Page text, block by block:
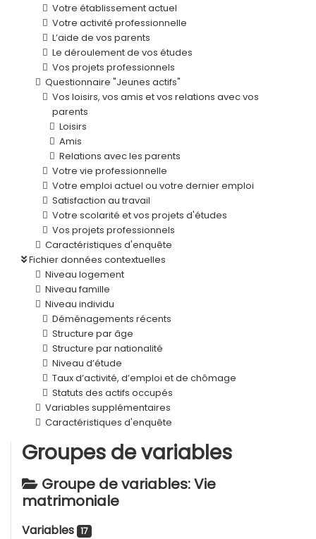
Votre établissement actuel
Votre activité professionnelle
L’aide de vos parents
Le déroulement de vos études
Vos projets professionnels
Questionnaire "Jeunes actifs"
Vos loisirs, vos amis et vos relations avec vos
parents
Loisirs
Amis
Relations avec les parents
Votre vie professionnelle
Votre emploi actuel ou votre dernier emploi
Satisfaction au travail
Votre scolarité et vos projets d'études
Vos projets professionnels
Caractéristiques d'enquête
Fichier données contextuelles
Niveau logement
Niveau famille
Niveau individu
Déménagements récents
Structure par âge
Structure par nationalité
Niveau d’étude
Taux d’activité, d’emploi et de chômage
Statuts des actifs occupés
Variables supplémentaires
Caractéristiques d'enquête
Groupes de variables
Groupe de variables: Vie
matrimoniale
Variables 17